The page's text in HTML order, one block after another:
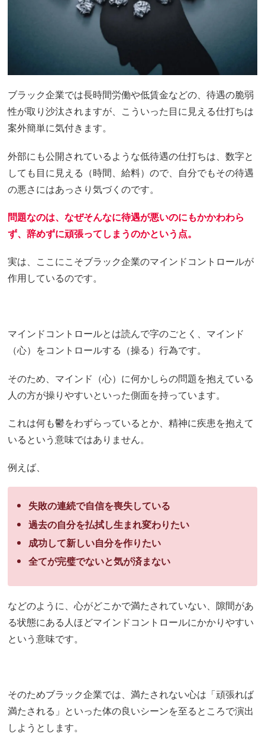
ブラック企業では長時間労働や低賃金などの、待遇の脆弱
性が取り沙汰されますが、こういった目に見える仕打ちは
案外簡単に気付きます。
外部にも公開されているような低待遇の仕打ちは、数字と
しても目に見える（時間、給料）ので、自分でもその待遇
の悪さにはあっさり気づくのです。
問題なのは、なぜそんなに待遇が悪いのにもかかわわら
ず、辞めずに頑張ってしまうのかという点。
実は、ここにこそブラック企業のマインドコントロールが
作用しているのです。
マインドコントロールとは読んで字のごとく、マインド
（心）をコントロールする（操る）行為です。
そのため、マインド（心）に何かしらの問題を抱えている
人の方が操りやすいといった側面を持っています。
これは何も鬱をわずらっているとか、精神に疾患を抱えて
いるという意味ではありません。
例えば、
失敗の連続で自信を喪失している
過去の自分を払拭し生まれ変わりたい
成功して新しい自分を作りたい
全てが完璧でないと気が済まない
などのように、心がどこかで満たされていない、隙間があ
る状態にある人ほどマインドコントロールにかかりやすい
という意味です。
そのためブラック企業では、満たされない心は「頑張れば
満たされる」といった体の良いシーンを至るところで演出
しようとします。